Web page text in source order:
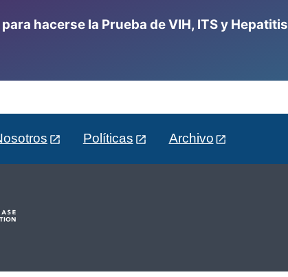
hacerse la Prueba de VIH, ITS y Hepatitis
Políticas Archivo